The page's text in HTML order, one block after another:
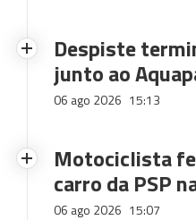
Despiste
junto ao
06 ago 2026 15:13
Motociclista
carro da PSP
06 ago 2026 15:07